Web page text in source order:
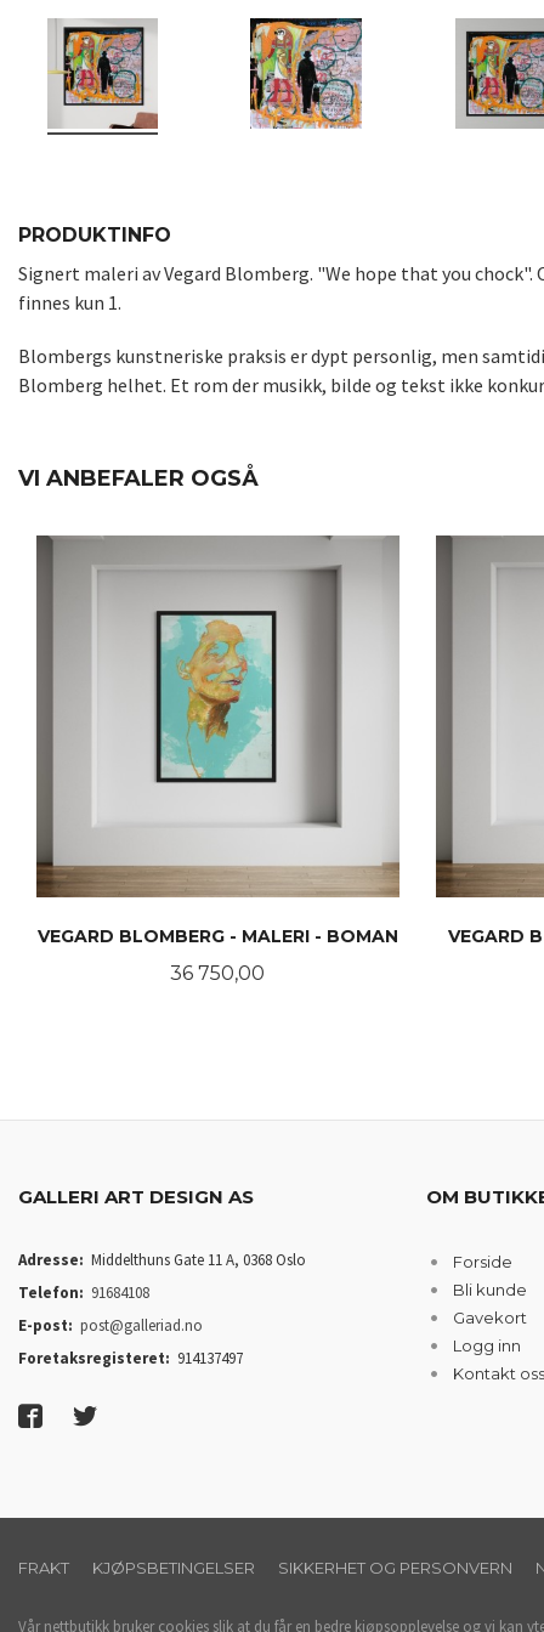
PRODUKTINFO
Signert maleri av Vegard Blomberg. "We hope that you chock".
finnes kun 1.
Blombergs kunstneriske praksis er dypt personlig, men
Blomberg helhet. Et rom der musikk, bilde og tekst ikke
VI ANBEFALER OGSÅ
VEGARD BLOMBERG - MALERI - BOMAN
Pris
36 750,00
VEGARD
GALLERI ART DESIGN AS
Adresse: Middelthuns Gate 11 A, 0368 Oslo
Telefon: 91684108
E-post: post@galleriad.no
Foretaksregisteret: 914137497
OM
Forside
Bli kunde
Gavekort
Logg inn
Kontakt oss
FRAKT KJØPSBETINGELSER SIKKERHET OG PERSONVERN
Vår nettbutikk bruker cookies slik at du får en bedre kjøpsopplevelse og vi kan